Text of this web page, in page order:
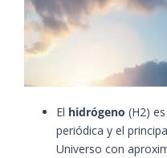
El hidrógeno (H2)
periódica y el
Universo con